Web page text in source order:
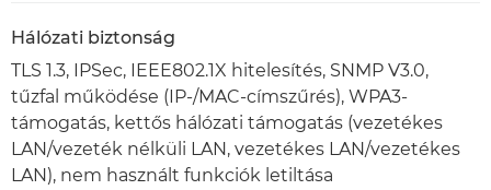
Hálózati biztonság
TLS 1.3, IPSec, IEEE802.1X hitelesítés, SNMP V3.0,
tűzfal működése (IP-/MAC-címszűrés), WPA3-
támogatás, kettős hálózati támogatás (vezetékes
LAN/vezeték nélküli LAN, vezetékes LAN/vezetékes
LAN), nem használt funkciók letiltása